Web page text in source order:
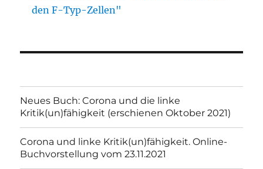
den F-Typ-Zellen"
Neues Buch: Corona und die linke
Kritik(un)fähigkeit (erschienen Oktober 2021)
Corona und linke Kritik(un)fähigkeit. Online-
Buchvorstellung vom 23.11.2021